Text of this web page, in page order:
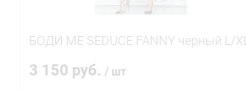
БОДИ ME SEDUCE FANNY черный L/XL
3 150 руб. / шт